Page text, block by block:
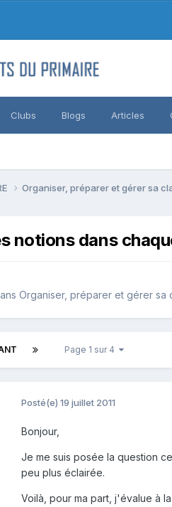
Clubs Blogs Articles
Organiser, préparer et gérer sa
notions dans
Organiser, préparer et gérer sa
Page 1 sur 4
Posté(e) 19 juillet 2011
Bonjour,
Je me suis posée la question
peu plus éclairée.
Voilà, pour ma part, j'évalue à